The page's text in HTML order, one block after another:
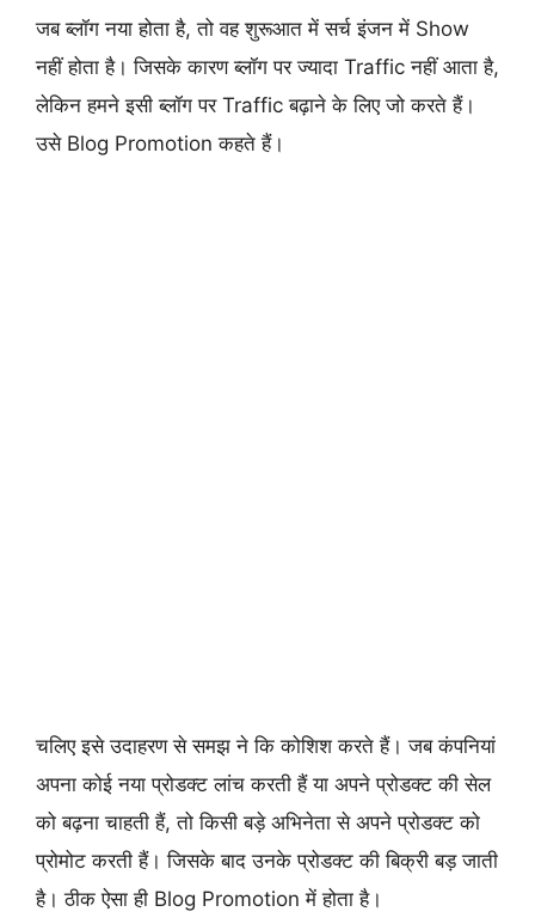
जब ब्लॉग नया होता है, तो वह शुरूआत में सर्च इंजन में Show
नहीं होता है। जिसके कारण ब्लॉग पर ज्यादा Traffic नहीं आता है,
लेकिन हमने इसी ब्लॉग पर Traffic बढ़ाने के लिए जो करते हैं।
उसे Blog Promotion कहते हैं।
चलिए इसे उदाहरण से समझ ने कि कोशिश करते हैं। जब कंपनियां
अपना कोई नया प्रोडक्ट लांच करती हैं या अपने प्रोडक्ट की सेल
को बढ़ना चाहती हैं, तो किसी बड़े अभिनेता से अपने प्रोडक्ट को
प्रोमोट करती हैं। जिसके बाद उनके प्रोडक्ट की बिक्री बड़ जाती
है। ठीक ऐसा ही Blog Promotion में होता है।